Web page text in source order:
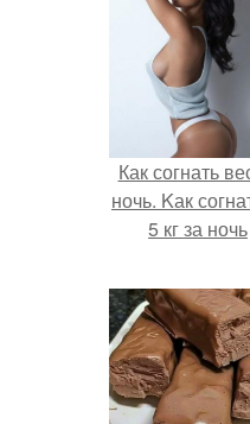
Как согнать
ночь. Kак
5 кг за ночь